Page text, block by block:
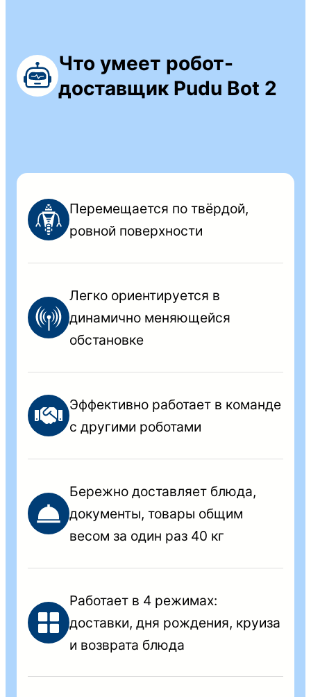
Что умеет робот-
доставщик Pudu Bot 2
Перемещается по твёрдой,
ровной поверхности
Легко ориентируется в
динамично меняющейся
обстановке
Эффективно работает в команде
с другими роботами
Бережно доставляет блюда,
документы, товары общим
весом за один раз 40 кг
Работает в 4 режимах:
доставки, дня рождения, круиза
и возврата блюда